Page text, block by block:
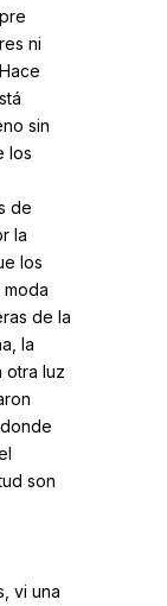
ni
sin
los
de
la
los
de la
la
otra luz
son
vi una